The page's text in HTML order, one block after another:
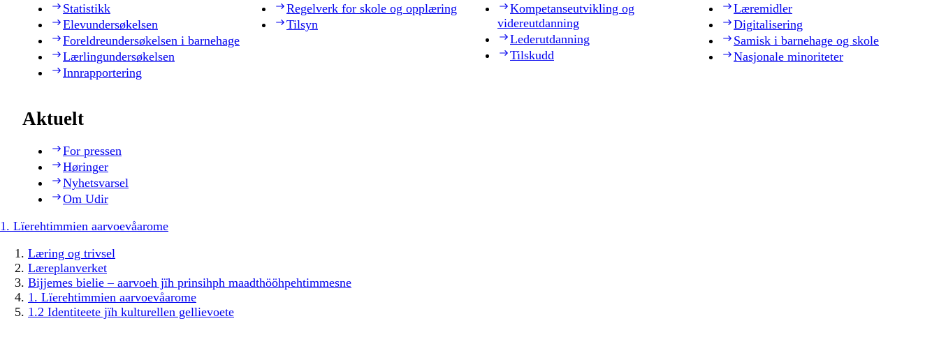
Statistikk
Elevundersøkelsen
Foreldreundersøkelsen i barnehage
Lærlingundersøkelsen
Innrapportering
Regelverk for skole og opplæring
Tilsyn
Kompetanseutvikling og
videreutdanning
Lederutdanning
Tilskudd
Læremidler
Digitalisering
Samisk i barnehage og skole
Nasjonale minoriteter
Aktuelt
For pressen
Høringer
Nyhetsvarsel
Om Udir
1. Lïerehtimmien aarvoevåarome
Læring og trivsel
Læreplanverket
Bijjemes bielie – aarvoeh jïh prinsihph maadthööhpehtimmesne
1. Lïerehtimmien aarvoevåarome
1.2 Identiteete jïh kulturellen gellievoete